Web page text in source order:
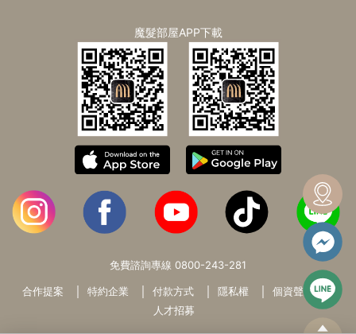
魔髮部屋APP下載
免費諮詢專線 0800-243-281
合作提案 特約企業 付款方式 隱私權
個資聲明
人才招募